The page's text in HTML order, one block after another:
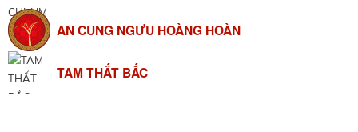
AN CUNG NGƯU HOÀNG HOÀN
TAM THẤT BẮC